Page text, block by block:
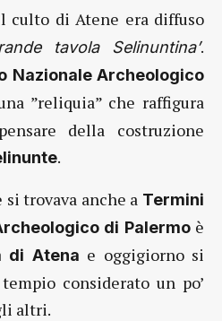
culto di Atene era diffuso
tavola Selinuntina’.
Nazionale Archeologico
”reliquia” che raffigura
della costruzione
.
trovava anche a Termini
di Palermoè
di Atena e oggigiorno si
considerato un po’
altri.